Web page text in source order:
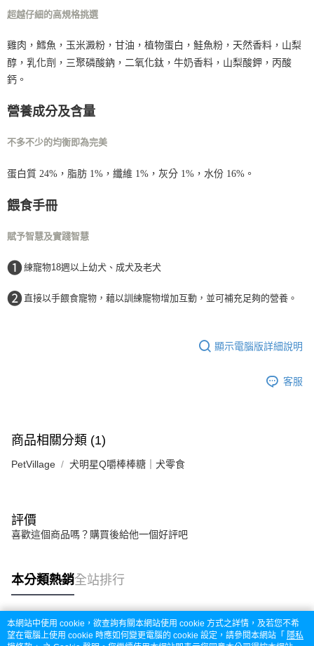
每筆NT$160，滿NT$5,000(含以上)免運費
免運費
超越仔細的高規格挑選
雞肉，鱈魚，玉米澱粉，甘油，植物蛋白，鮭魚粉，天然香料，山梨
醇，乳化劑，三聚磷酸鈉，二氧化鈦，牛奶香料，山梨酸鉀，丙酸
鈣。
營養成分及含量
不多不少的均衡即為完美
蛋白質 24%，脂肪 1%，纖維 1%，灰分 1%，水份 16%。
餵食手冊
賦予智慧及實踐智慧
❶練寵物18週以上幼犬、成犬及老犬
❷ 直接以手餵食寵物，藉以訓練寵物增加互動，並可補充足夠的營養。
顯示電腦版詳細說明
客服
商品相關分類 (1)
PetVillage 犬明星Q嚼棒棒糖｜犬零食
評價
喜歡這個商品嗎？購買後給他一個好評吧
本分類熱銷全站排行
熱門標籤
本網站中使用 cookie，欲查詢有關本網站使用 cookie 方式之詳情，及若您不希
望在電腦上使用 cookie 時應如何變更電腦的 cookie 設定，請參閱本網站「 隱私